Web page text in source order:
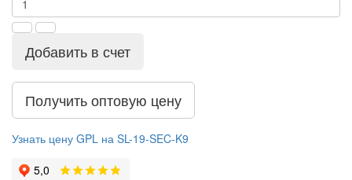
Добавить в счет
Получить оптовую цену
Узнать цену GPL на SL-19-SEC-K9